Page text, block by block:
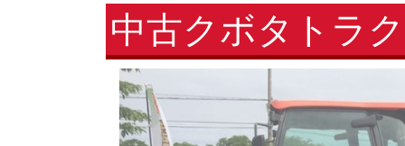
中古クボタトラ